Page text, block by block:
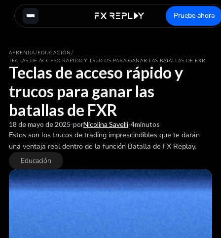
Pruebe ahora
APRENDA/EDUCACIÓN/
TECLAS DE ACCESO RÁPIDO Y TRUCOS PARA GANAR LAS BATALLAS DE FXR
Teclas de acceso rápido y
trucos para ganar las
batallas de FXR
18 de mayo de 2025-porNicolina Savelli-4minutos
Estos son los trucos de trading imprescindibles que te darán
una ventaja real dentro de la función Batalla de FX Replay.
Educación